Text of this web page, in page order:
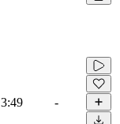
3:49 -